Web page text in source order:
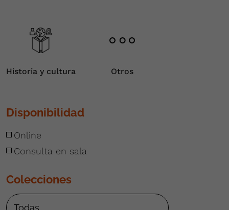
Historia y cultura Otros
Disponibilidad
Online
Consulta en sala
Colecciones